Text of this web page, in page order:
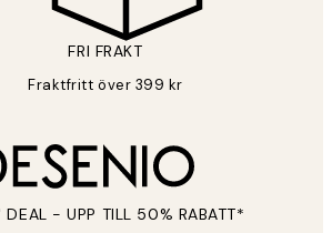
FRI FRAKT
Fraktfritt över 399 kr
DEAL - UPP TILL 50% RABATT*